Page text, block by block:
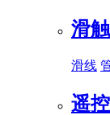
滑
滑线
遥